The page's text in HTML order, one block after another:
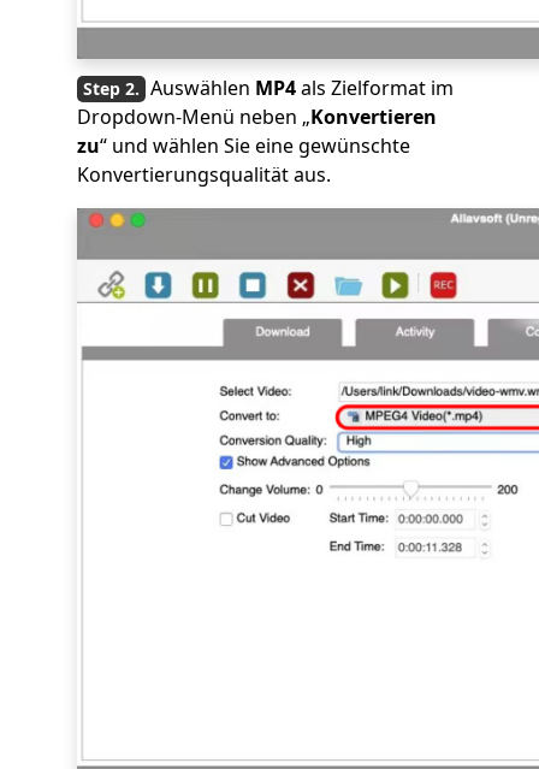
Auswählen MP4als Zielformat im
Dropdown-Menü neben „Konvertieren
zu“ und wählen Sie eine gewünschte
Konvertierungsqualität aus.